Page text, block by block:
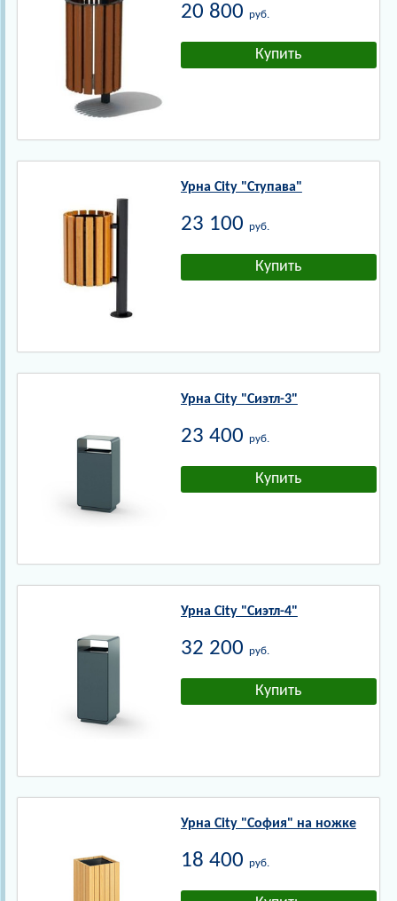
20 800 руб.
Урна City "Ступава"
23 100 руб.
Урна City "Сиэтл-3"
23 400 руб.
Урна City "Сиэтл-4"
32 200 руб.
Урна City "София" на ножке
18 400 руб.